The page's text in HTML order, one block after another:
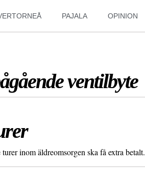
PAJALA OPINION
ventilbyte
inom äldreomsorgen ska få extra betalt.